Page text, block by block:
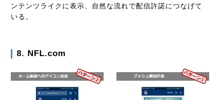
ンテンツライクに表示、自然な流れで配信許諾につなげて
いる。
8. NFL.com